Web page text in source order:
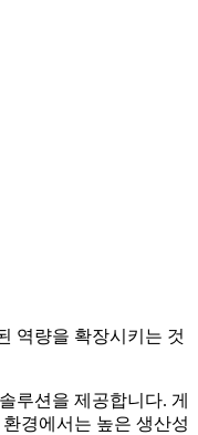
역량을 확장시키는 것
루션을 제공합니다. 게
경에서는 높은 생산성